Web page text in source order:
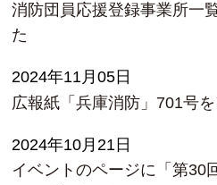
消防団員応援登録事業所一
た
2024年11月05日
広報紙「兵庫消防」701号
2024年10月21日
イベントのページに「第30